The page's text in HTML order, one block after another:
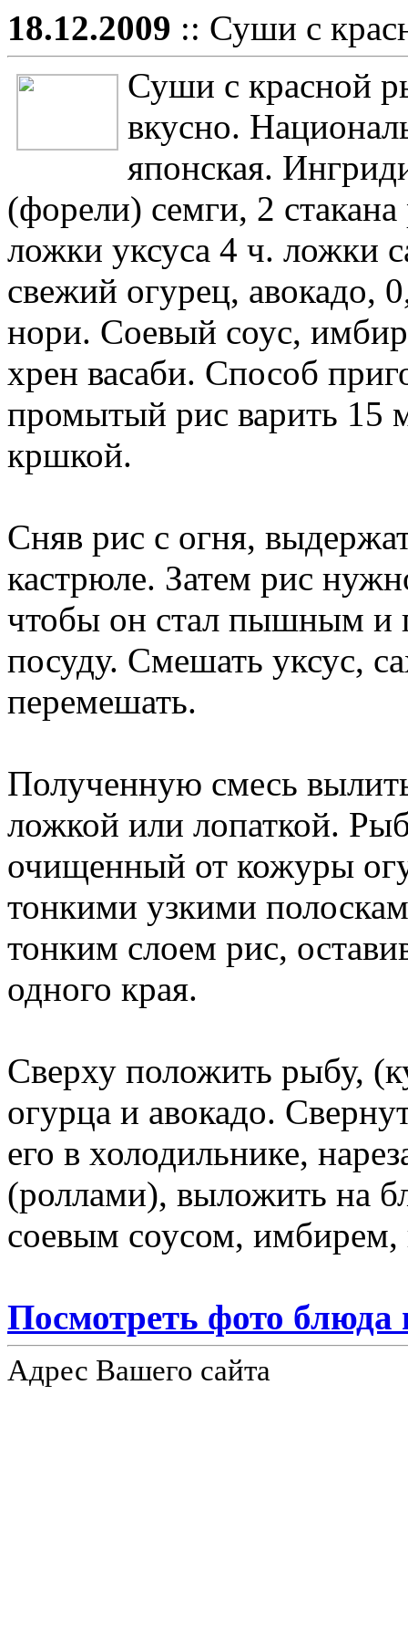
18.12.2009 :: Суши с
Суши с красной
вкусно.
японская.
(форели) семги, 2
ложки уксуса 4 ч. ложки
свежий огурец, авокадо,
нори. Соевый соус,
хрен васаби. Способ
промытый рис варить 15
кршкой.
Сняв рис с огня,
кастрюле. Затем рис
чтобы он стал пышным и
посуду. Смешать уксус,
перемешать.
Полученную смесь
ложкой или лопаткой.
очищенный от кожуры
тонкими узкими
тонким слоем рис,
одного края.
Сверху положить рыбу,
огурца и авокадо.
его в холодильнике,
(роллами), выложить на
соевым соусом, имбирем,
Посмотреть фото блюда
Адрес Вашего сайта